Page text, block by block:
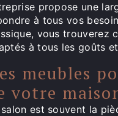
propose une
à tous vos
vous trouverez
à tous les goûts
meubles
votre
est souvent la